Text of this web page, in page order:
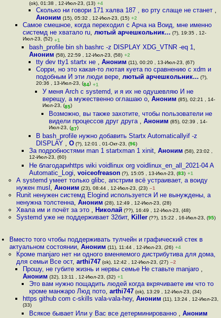
(ok), 01:38 , 12-Июл-23, (13) +4
Сколько ни говори 171 халва 187 , во рту слаще не станет ,
Аноним (15), 05:32 , 12-Июл-23, (15) +2
Самое смешное, когда переходил с Арча на Воид, мне именно
системд не хватало ru, лютый арчешкольник... (?), 19:35 , 12-
Июл-23, (52) +1
bash_profile bin sh bashrc -z DISPLAY XDG_VTNR -eq 1,
Аноним (58), 22:59 , 12-Июл-23, (58) +2
tty dev tty1 startx не , Аноним (11), 00:20 , 13-Июл-23, (67)
Сорри, но это какая-то лютая куета по сравнению с xdm и
подобным И эти люди вере, лютый арчешкольник... (?),
20:36 , 13-Июл-23, (84) +1
У меня Arch с systemd, и я их не одушевляю И не
верещу, а мужественно оглашаю о, Аноним (85), 02:21 , 14-
Июл-23, (85)
Возможно, вы также захотите, чтобы пользователи не
видели процессов друг друга ,Аноним (85), 02:39 , 14-
Июл-23, (87)
В bash_profile нужно добавить Startx Automaticallyif -z
DISPLAY , О(?), 12:01 , 01-Окт-23, (96)
За подробностями man 1 startxman 1 xinit,Аноним (58), 23:02 ,
12-Июл-23, (60)
Не благодариhttps wiki voidlinux org voidlinux_en_all_2021-04 A
Automatic_Logi,voiceofreason (?), 15:05 , 13-Июл-23, (83) +1
А systemd умеет только glibc, апстрим всё устраивает, а воиду
нужен musl , Аноним (23), 08:44 , 12-Июл-23, (23) –1
Runit ненужен системд Elogind используется И не вынуждены, а
ненужна толстенна, Аноним (28), 12:49 , 12-Июл-23, (28)
Хвала им и почёт за это , Николай (??), 16:49 , 12-Июл-23, (48)
Systemd уже не поддерживает 32бит, Killer(??), 15:22 , 16-Июл-23, (95)
Вместо того чтобы поддерживать тулчейн и графический стек в
актуальном состоянии,Аноним (11), 11:44 , 12-Июл-23, (26) +4
Кроме manjaro нет ни одного вменяемого дистрибутива для дома,
для семьи Все ост, arthi747(ok), 12:42 , 12-Июл-23, (27) –2
Прошу, не губите жизнь и нервы семье Не ставьте manjaro ,
Аноним (32), 13:11 , 12-Июл-23, (32) +1
Это вам нужно пощадить людей когда вкрячиваете им что то
кроме манжаро Люд пото,arthi747 (ok), 13:29 , 12-Июл-23, (34)
https github com c-skills vala-vala-hey, Аноним (11), 13:24 , 12-Июл-23,
(33)
Всякое бывает Или у Вас все детерминированно ,Аноним